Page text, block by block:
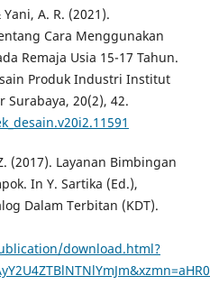
A. R. (2021).
Cara Menggunakan
Remaja Usia 15-17 Tahun.
Produk Industri Institut
Surabaya, 20(2), 42.
(2017). Layanan Bimbingan
In Y. Sartika (Ed.),
Dalam Terbitan (KDT).
download.html?